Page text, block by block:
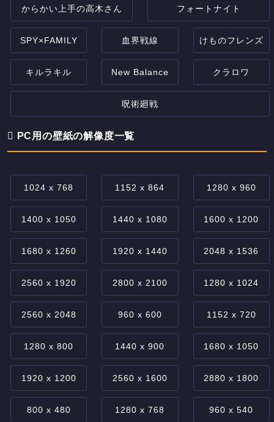
からかい上手の高木さん フォートナイト
SPY×FAMILY 血界戦線 けものフレンズ
キルラキル New Balance クラロワ
呪術廻戦
PC用の壁紙の解像度一覧
1024 x 768 1152 x 864 1280 x 960
1400 x 1050 1440 x 1080 1600 x 1200
1680 x 1260 1920 x 1440 2048 x 1536
2560 x 1920 2800 x 2100 1280 x 1024
2560 x 2048 960 x 600 1152 x 720
1280 x 800 1440 x 900 1680 x 1050
1920 x 1200 2560 x 1600 2880 x 1800
800 x 480 1280 x 768 960 x 540